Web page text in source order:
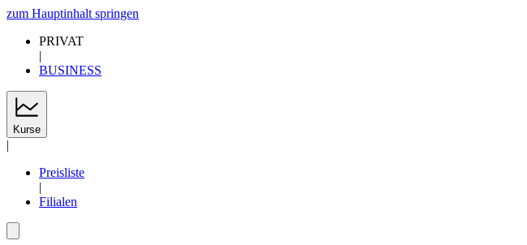
zum Hauptinhalt springen
PRIVAT
|
BUSINESS
Kurse
|
Preisliste
|
Filialen